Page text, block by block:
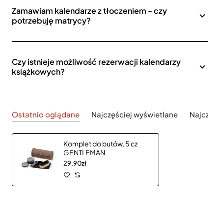
Zamawiam kalendarze z tłoczeniem - czy
potrzebuję matrycy?
Czy istnieje możliwość rezerwacji kalendarzy
książkowych?
Ostatnio oglądane Najczęściej wyświetlane
Komplet do butów, 5 cz
GENTLEMAN
29,90zł